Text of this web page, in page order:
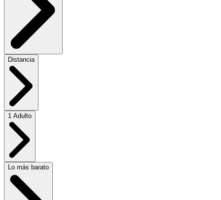
Distancia
1 Adulto
Lo más barato